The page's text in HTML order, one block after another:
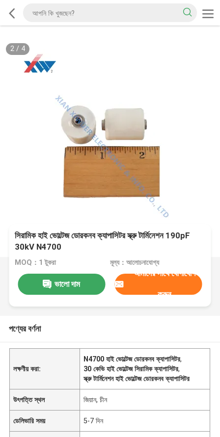
2/ 4
সিরামিক হাই ভোল্টেজ ডোরকনব ক্যাপাসিটর স্ক্রু টার্মিনেশন 190pF
30kV N4700
MOQ：1 টুকরা মূল্য：আলোচনাযোগ্য
ভালো দাম
আমাদের সাথে যোগাযোগ
করুন
পণ্যের বর্ণনা
লক্ষণীয় করা:
N4700 হাই ভোল্টেজ ডোরকনব ক্যাপাসিটর,
30 কেভি হাই ভোল্টেজ সিরামিক ক্যাপাসিটর,
স্ক্রু টার্মিনেশন হাই ভোল্টেজ ডোরকনব ক্যাপাসিটর
উৎপত্তি স্থল জিয়ান, চীন
ডেলিভারি সময় 5-7 দিন